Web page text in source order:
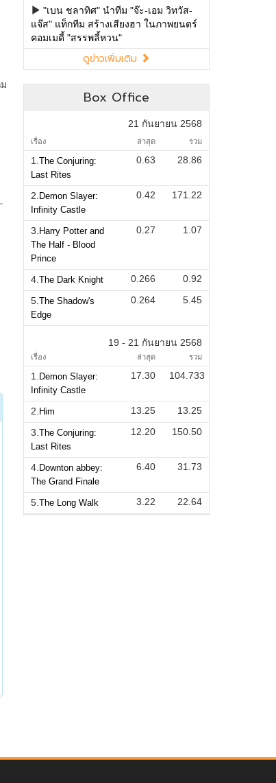
"เบน ชลาทิศ" นำทีม "จ๊ะ-เอม วิทวัส-
แจ๊ส" แท็กทีม สร้างเสียงฮา ในภาพยนตร์
คอมเมดี้ "สรรพลี้หวน"
ดูข่าวเพิ่มเติม
Box Office
21 กันยายน 2568
เรื่อง ล่าสุด รวม
1. The Conjuring:
Last Rites
0.63 28.86
2. Demon Slayer:
Infinity Castle
0.42 171.22
3. Harry Potter and
The Half - Blood
Prince
0.27 1.07
4. The Dark Knight 0.266
0.92
5. The Shadow's
Edge
0.264 5.45
19 - 21 กันยายน 2568
เรื่อง ล่าสุด รวม
1. Demon Slayer:
Infinity Castle
17.30 104.733
2. Him 13.25
13.25
3. The Conjuring:
Last Rites
12.20 150.50
4. Downton abbey:
The Grand Finale
6.40 31.73
5. The Long Walk 3.22 22.64